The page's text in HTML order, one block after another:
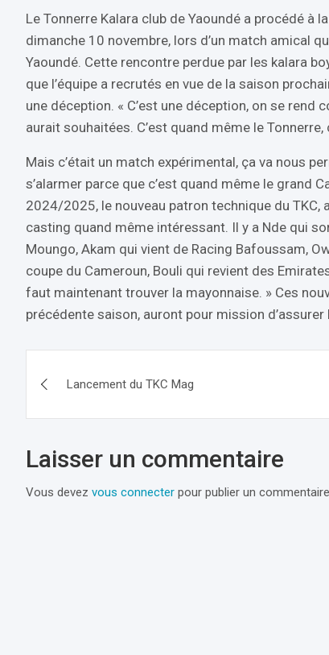
Le Tonnerre Kalara club de Yaoundé a procédé
dimanche 10 novembre, lors d’un match amical
Yaoundé. Cette rencontre perdue par les kalara
que l’équipe a recrutés en vue de la saison
une déception. « C’est une déception, on se rend
aurait souhaitées. C’est quand même le
Mais c’était un match expérimental, ça va nous
s’alarmer parce que c’est quand même le grand
2024/2025, le nouveau patron technique du TKC,
casting quand même intéressant. Il y a Nde qui
Moungo, Akam qui vient de Racing Bafoussam,
coupe du Cameroun, Bouli qui revient des
faut maintenant trouver la mayonnaise. » Ces
précédente saison, auront pour mission d’assurer
de
Lancement du TKC Mag
Laisser un commentaire
Vous devez vous connecter pour publier un